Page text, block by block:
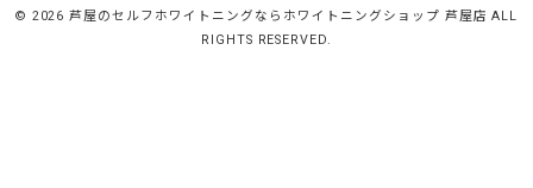
© 2026 芦屋のセルフホワイトニングならホワイトニングショップ 芦屋店 ALL
RIGHTS RESERVED.